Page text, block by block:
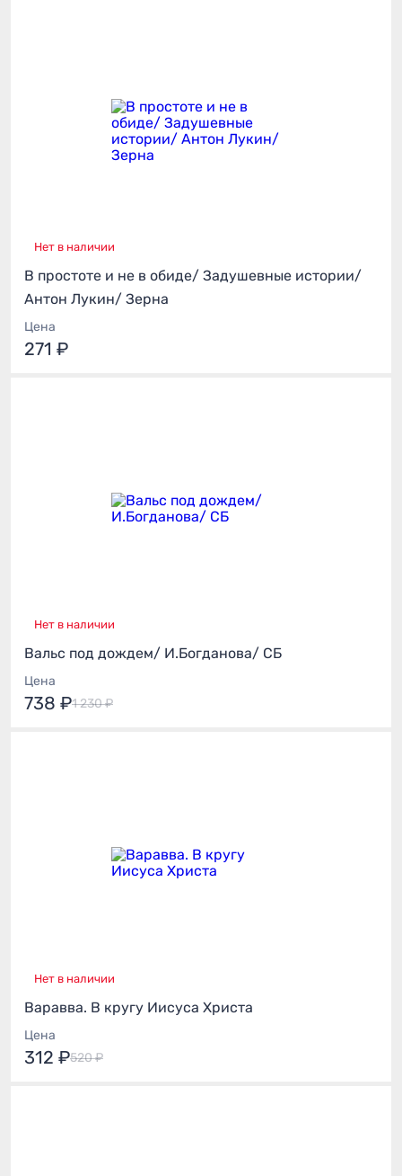
Нет в наличии
В простоте и не в обиде/ Задушевные истории/
Антон Лукин/ Зерна
Цена
271 ₽
Нет в наличии
Вальс под дождем/ И.Богданова/ СБ
Цена
738 ₽1 230 ₽
Нет в наличии
Варавва. В кругу Иисуса Христа
Цена
312 ₽520 ₽